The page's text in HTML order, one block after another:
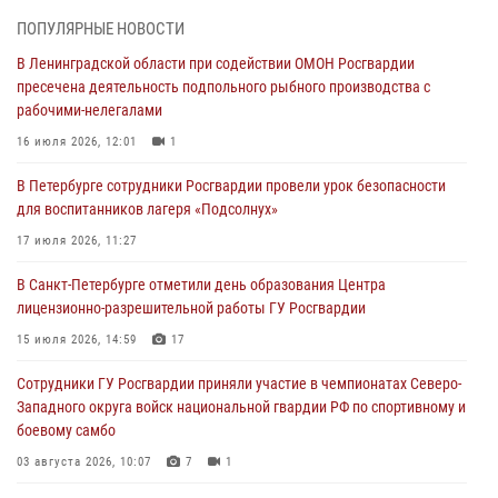
06 августа 2026, 13:39 1
В Центральном районе росгвардейцы оперативно задержали
хулигана, стрелявшего из пускового устройства рядом с жилыми
домами
06 августа 2026, 11:36
Сотрудники и военнослужащие Росгвардии обеспечили
правопорядок при проведении матча "Зенит" - "Балтика"
06 августа 2026, 07:30
В Выборгском районе наряд Росгвардии обнаружил
разыскиваемый преступный автотранспорт
05 августа 2026, 12:25 2
Петербургские росгвардейцы обнаружили объявленный в розыск
автомобиль, ранее использовавшийся при совершении кражи в
Ленобласти
04 августа 2026, 14:05
ПОПУЛЯРНЫЕ НОВОСТИ
В Ленинградской области при содействии ОМОН Росгвардии
пресечена деятельность подпольного рыбного производства с
рабочими-нелегалами
16 июля 2026, 12:01 1
В Петербурге сотрудники Росгвардии провели урок безопасности
для воспитанников лагеря «Подсолнух»
17 июля 2026, 11:27
В Санкт-Петербурге отметили день образования Центра
лицензионно-разрешительной работы ГУ Росгвардии
15 июля 2026, 14:59 17
Сотрудники ГУ Росгвардии приняли участие в чемпионатах Северо-
Западного округа войск национальной гвардии РФ по спортивному и
боевому самбо
03 августа 2026, 10:07 7 1